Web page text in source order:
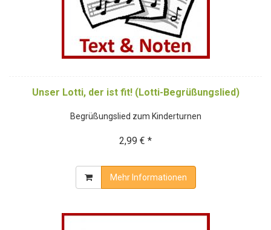
Unser Lotti, der ist fit! (Lotti-Begrüßungslied)
Begrüßungslied zum Kinderturnen
2,99 € *
Mehr Informationen